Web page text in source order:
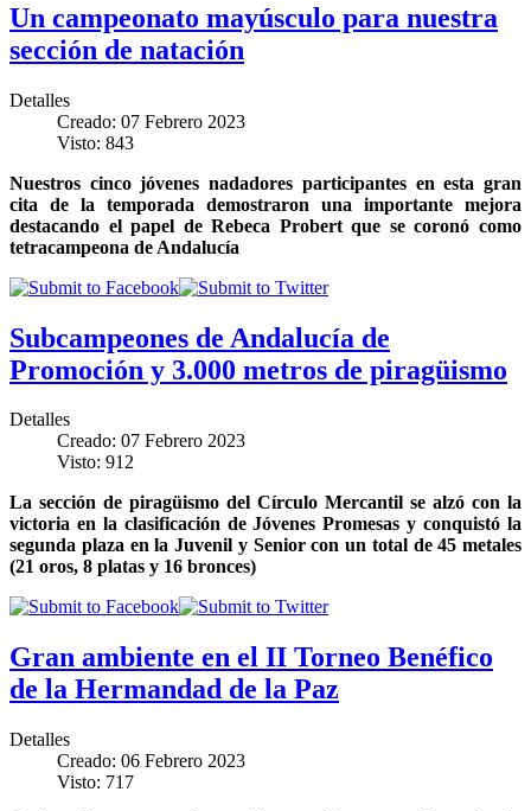
Un campeonato mayúsculo para nuestra
sección de natación
Detalles
Creado: 07 Febrero 2023
Visto: 843
Nuestros cinco jóvenes nadadores participantes en esta gran
cita de la temporada demostraron una importante mejora
destacando el papel de Rebeca Probert que se coronó como
tetracampeona de Andalucía
Subcampeones de Andalucía de
Promoción y 3.000 metros de piragüismo
Detalles
Creado: 07 Febrero 2023
Visto: 912
La sección de piragüismo del Círculo Mercantil se alzó con la
victoria en la clasificación de Jóvenes Promesas y conquistó la
segunda plaza en la Juvenil y Senior con un total de 45 metales
(21 oros, 8 platas y 16 bronces)
Gran ambiente en el II Torneo Benéfico
de la Hermandad de la Paz
Detalles
Creado: 06 Febrero 2023
Visto: 717